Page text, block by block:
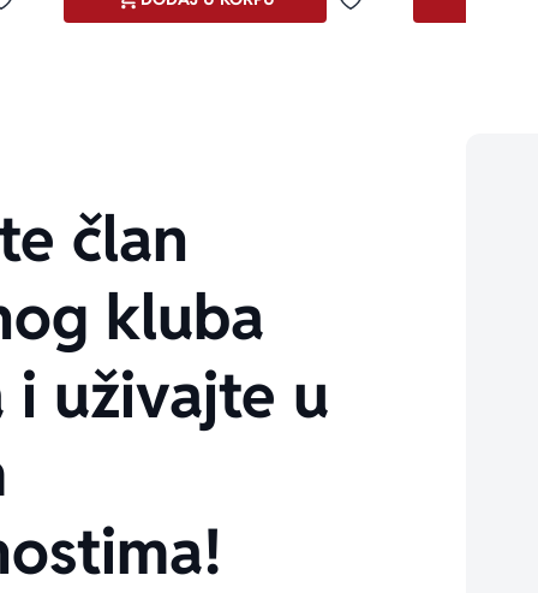
Dodaj u omiljene Dodaj u omiljene
član
kluba
i uživajte u